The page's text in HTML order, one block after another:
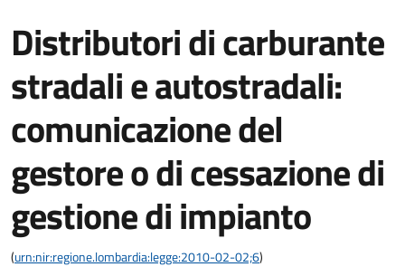
Distributori di carburante
stradali e autostradali:
comunicazione del
gestore o di cessazione di
gestione di impianto
(urn:nir:regione.lombardia:legge:2010-02-02;6)